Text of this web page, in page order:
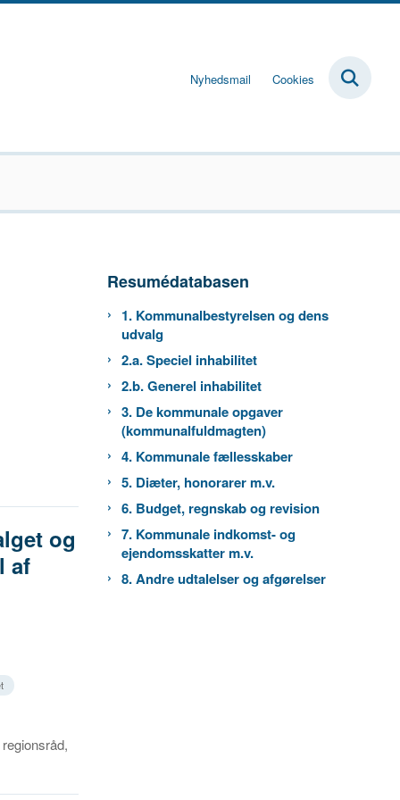
Nyhedsmail Cookies
og
af
Resumédatabasen
1. Kommunalbestyrelsen og dens
udvalg
2.a. Speciel inhabilitet
2.b. Generel inhabilitet
3. De kommunale opgaver
(kommunalfuldmagten)
4. Kommunale fællesskaber
5. Diæter, honorarer m.v.
6. Budget, regnskab og revision
7. Kommunale indkomst- og
ejendomsskatter m.v.
8. Andre udtalelser og afgørelser